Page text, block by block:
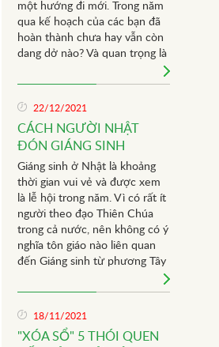
một hướng đi mới. Trong năm
qua kế hoạch của các bạn đã
hoàn thành chưa hay vẫn còn
dang dở nào? Và quan trọng là
cuối sắp tốt nghiệp khỏi ngôi
trường này càng có nhiều lo
không nào? Quảng đời sinh
viên của chúng ta trôi qua rất
nhanh, vậy các bạn đã suy nghĩ
gì cho tương lai sau khi tốt
nghiệp chưa nhỉ? Tiếp tục học
lên Cao học hay học trên
“trường đời” luôn là quyết định
không dễ dàng và là cột mốc
quan trọng của cuộc đời.
22/12/2021
CÁCH NGƯỜI NHẬT
ĐÓN GIÁNG SINH
Giáng sinh ở Nhật là khoảng
thời gian vui vẻ và được xem
là lễ hội trong năm. Vì có rất ít
người theo đạo Thiên Chúa
trong cả nước, nên không có ý
nghĩa tôn giáo nào liên quan
đến Giáng sinh từ phương Tây
quốc gia.
18/11/2021
"XÓA SỔ" 5 THÓI QUEN